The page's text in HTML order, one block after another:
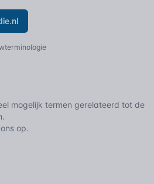
mogelijk termen gerelateerd tot de
op.